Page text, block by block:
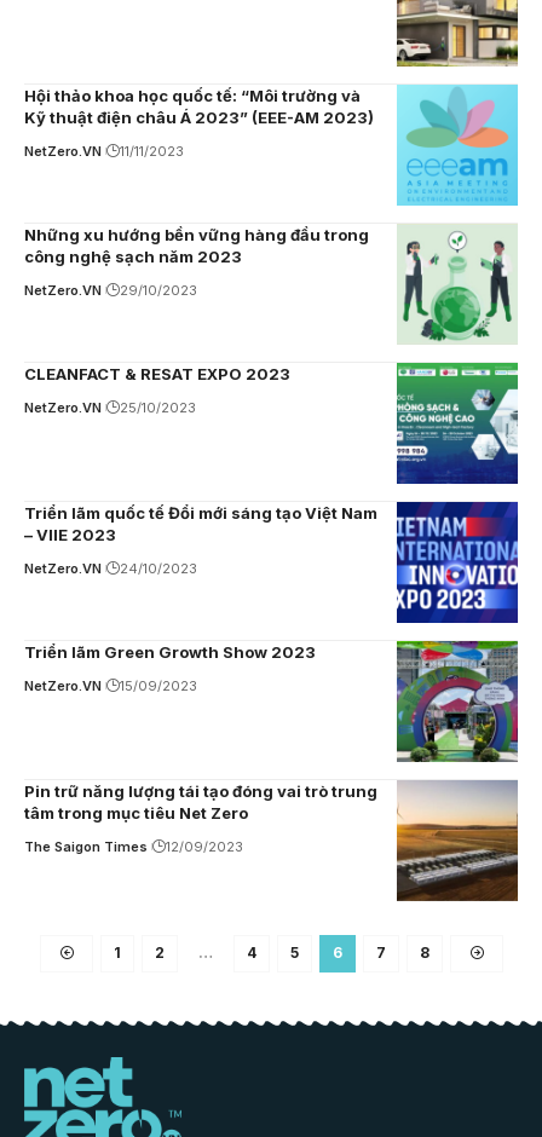
Hội thảo khoa học quốc tế: “Môi trường và
Kỹ thuật điện châu Á 2023” (EEE-AM 2023)
NetZero.VN 11/11/2023
Những xu hướng bền vững hàng đầu trong
công nghệ sạch năm 2023
NetZero.VN 29/10/2023
CLEANFACT & RESAT EXPO 2023
NetZero.VN 25/10/2023
Triển lãm quốc tế Đổi mới sáng tạo Việt Nam
– VIIE 2023
NetZero.VN 24/10/2023
Triển lãm Green Growth Show 2023
NetZero.VN 15/09/2023
Pin trữ năng lượng tái tạo đóng vai trò trung
tâm trong mục tiêu Net Zero
The Saigon Times 12/09/2023
1 2 … 4 5 6 7 8